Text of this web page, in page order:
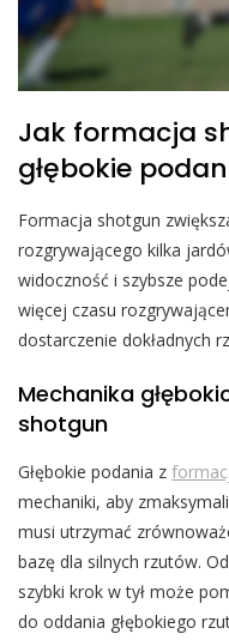
Jak formacja
głębokie
Formacja shotgun
rozgrywającego kilka
widoczność i szybsze
więcej czasu
dostarczenie dokładnych
Mechanika
shotgun
Głębokie podania z
mechaniki, aby
musi utrzymać
bazę dla silnych rzutów.
szybki krok w tył może
do oddania głębokiego